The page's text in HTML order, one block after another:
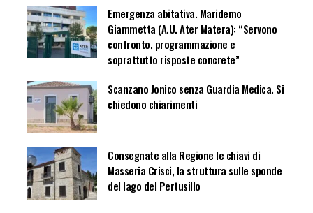
Emergenza abitativa. Maridemo
Giammetta (A.U. Ater Matera): “Servono
confronto, programmazione e
soprattutto risposte concrete”
Scanzano Jonico senza Guardia Medica. Si
chiedono chiarimenti
Consegnate alla Regione le chiavi di
Masseria Crisci, la struttura sulle sponde
del lago del Pertusillo